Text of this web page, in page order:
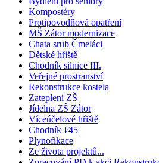
Kompostéry
Protipovodňová opatření
MŠ Zátor modernizace
Chata srub Čmeláci
Dětské hřiště
Chodník silnice III.
Veřejné prostranství
Rekonstrukce kostela
Zateplení ZŠ
Jídelna ZŠ Zátor
Víceúčelové hřiště
Chodník I⁄45
Plynofikace
Ze života projektů...